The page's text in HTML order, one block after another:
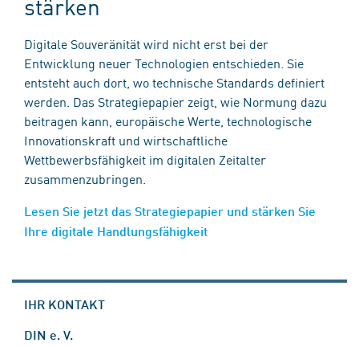
Digitale Souveränität wird nicht erst bei der
Entwicklung neuer Technologien entschieden. Sie
entsteht auch dort, wo technische Standards definiert
werden. Das Strategiepapier zeigt, wie Normung dazu
beitragen kann, europäische Werte, technologische
Innovationskraft und wirtschaftliche
Wettbewerbsfähigkeit im digitalen Zeitalter
zusammenzubringen.
Lesen Sie jetzt das Strategiepapier und stärken Sie
Ihre digitale Handlungsfähigkeit
IHR KONTAKT
DIN e. V.